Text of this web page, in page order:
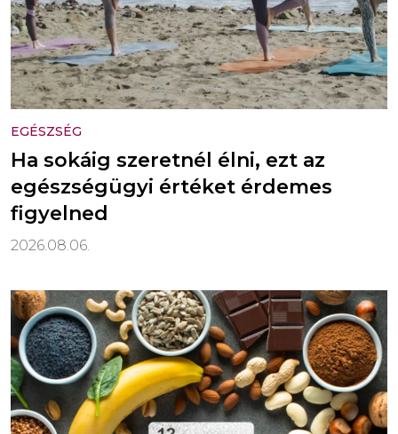
EGÉSZSÉG
Ha sokáig szeretnél élni, ezt az
egészségügyi értéket érdemes
figyelned
2026.08.06.